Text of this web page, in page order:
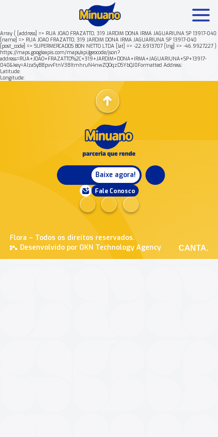
Array ( [address] => RUA JOAO FRAZATTO, 319 JARDIM DONA IRMA JAGUARIUNA SP 13917-040
[name] => RUA JOAO FRAZATTO, 319 JARDIM DONA IRMA JAGUARIUNA SP 13917-040
[post_code] => SUPERMERCADOS BON NETTO LTDA [lat] => -22.6913707 [lng] => -46.9927227 )
https://maps.googleapis.com/maps/api/geocode/json?
address=RUA+JOAO+FRAZATTO%2C+319+JARDIM+DONA+IRMA+JAGUARIUNA+SP+13917-
040&key=AIzaSyB8pvvFtnV38ItmhruN4nwZQOqzDSYbQJ0Formatted Address:
Latitude:
Longitude:
Baixe agora!
Fale Conosco
Flora – Todos os direitos reservados.
Desenvolvido por OKN Technology Agency
CANTA.
Mais buscados: Produtos Minuano Rende +
Nossa história